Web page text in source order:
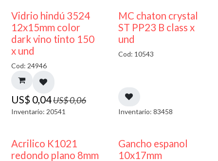
40% DESCUENTO
Vidrio hindú 3524
12x15mm color
dark vino tinto 150
x und
Cod: 24946
US$ 0,04US$0,06
Inventario: 20541
MC chaton crystal
ST PP23 B class x
und
Cod: 10543
Inventario: 83458
Acrilico K1021
redondo plano 8mm
Gancho espanol
10x17mm